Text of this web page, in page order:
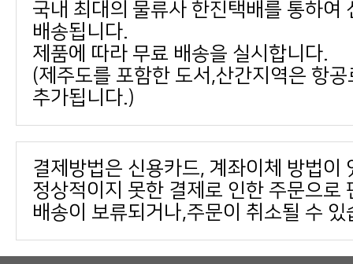
배송됩니다.
제품에 따라 무료 배송을 실시합니다.
추가됩니다.)
결제방법은 신용카드, 계좌이체 방법이
배송이 보류되거나,주문이 취소될 수 있